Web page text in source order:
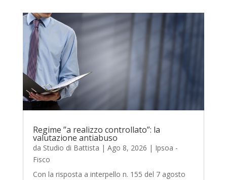
Regime ”a realizzo controllato”: la
valutazione antiabuso
da Studio di Battista | Ago 8, 2026 | Ipsoa -
Fisco
Con la risposta a interpello n. 155 del 7 agosto